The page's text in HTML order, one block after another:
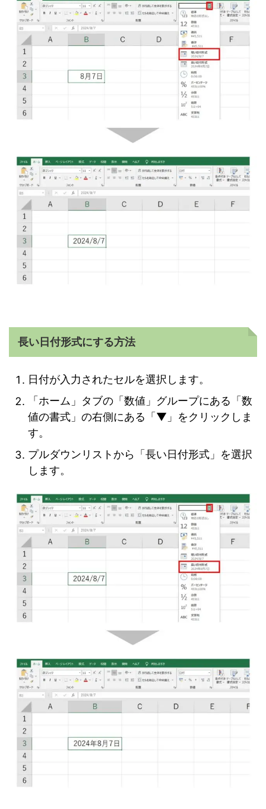
長い日付形式にする方法
日付が入力されたセルを選択します。
「ホーム」タブの「数値」グループにある「数
値の書式」の右側にある「▼」をクリックしま
す。
プルダウンリストから「長い日付形式」を選択
します。